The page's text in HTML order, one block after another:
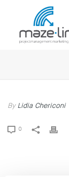
By Lidia Chericoni
0